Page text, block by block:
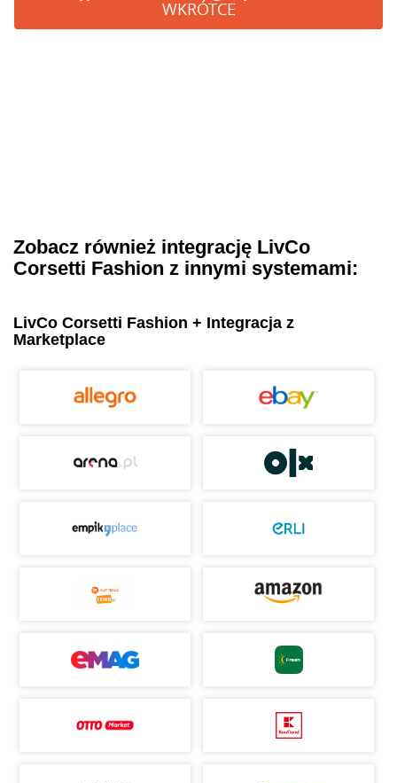
WKRÓTCE
Zobacz również integrację LivCo
Corsetti Fashion z innymi systemami:
LivCo Corsetti Fashion + Integracja z
Marketplace